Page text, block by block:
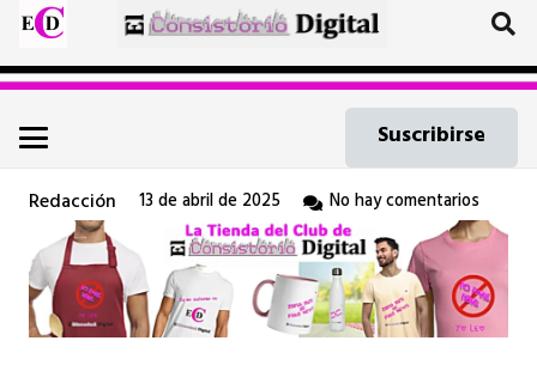
Suscribirse
Redacción 13 de abril de 2025 No hay comentarios